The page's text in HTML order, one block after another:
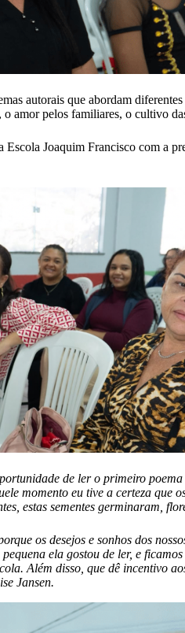
autorais que abordam
amor pelos familiares, o cultivo
Joaquim Francisco com a
de ler o primeiro
momento eu tive a certeza
estas sementes germinaram,
os desejos e sonhos dos
ela gostou de ler, e
Além disso, que dê incentivo
Jansen.